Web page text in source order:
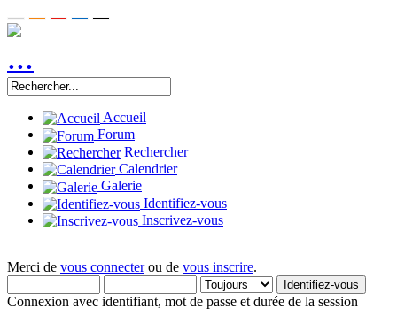
Accueil
Forum
Rechercher
Calendrier
Galerie
Identifiez-vous
Inscrivez-vous
Merci de vous connecterou de vous inscrire.
Connexion avec identifiant, mot de passe et durée de la session